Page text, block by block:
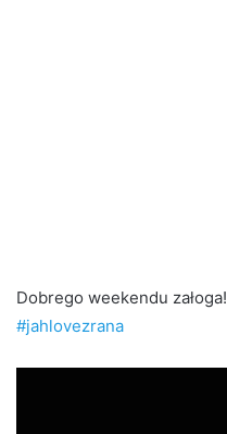
Dobrego weekendu załoga!
#jahlovezrana